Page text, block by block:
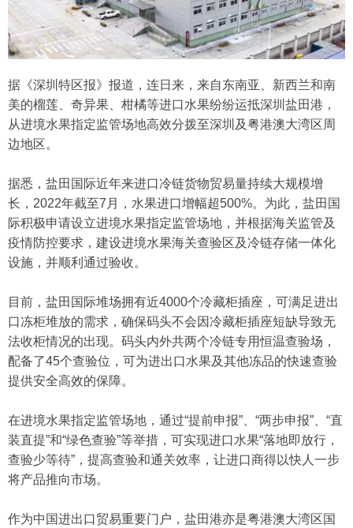
据《深圳特区报》报道，连日来，来自东南亚、新西兰和南
美的榴莲、奇异果、柑橘等进口水果纷纷运抵深圳盐田港，
从进境水果指定监管场地高效分拨至深圳及粤港澳大湾区周
边地区。
据悉，盐田国际近年来进口冷链货物贸易量持续大规模增
长，2022年截至7月，水果进口增幅超500%。为此，盐田国
际积极申请设立进境水果指定监管场地，并根据海关监管及
疫情防控要求，建设进境水果海关查验区及冷链存储一体化
设施，并顺利通过验收。
目前，盐田国际堆场拥有近4000个冷藏柜插座，可满足进出
口冻柜堆放的需求，确保码头不会因冷藏柜插座短缺导致无
法收柜情况的出现。码头内外共两个冷链专用恒温查验场，
配备了45个查验位，可为进出口水果及其他冻品的快速查验
提供安全高效的保障。
在进境水果指定监管场地，通过“提前申报”、“两步申报”、“直
装直提”和“绿色查验”等举措，可实现进口水果“落地即放行，
查验少等待”，提高查验和通关效率，让进口商得以快人一步
将产品推向市场。
作为中国进出口贸易重要门户，盐田港亦是粤港澳大湾区国